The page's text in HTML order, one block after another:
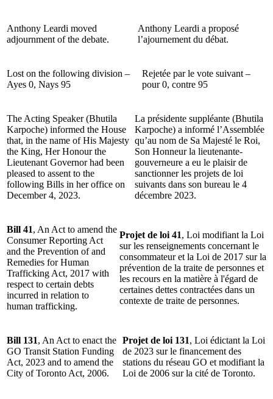
Anthony Leardi moved
adjournment of the debate.
Anthony Leardi a proposé
l’ajournement du débat.
Lost on the following division –
Ayes 0, Nays 95
Rejetée par le vote suivant –
pour0, contre 95
The Acting Speaker (Bhutila
Karpoche) informed the House
that, in the name of His Majesty
the King, Her Honour the
Lieutenant Governor had been
pleased to assent to the
following Bills in her office on
December 4, 2023.
La présidente suppléante (Bhutila
Karpoche) a informé l’Assemblée
qu’au nom de Sa Majesté le Roi,
Son Honneur la lieutenante-
gouverneure a eu le plaisir de
sanctionner les projets de loi
suivants dans son bureau le 4
décembre 2023.
Bill 41, An Act to amend the
Consumer Reporting Act
and the Prevention of and
Remedies for Human
Trafficking Act, 2017 with
respect to certain debts
incurred in relation to
human trafficking.
Projet de loi 41, Loi modifiant la Loi
sur les renseignements concernant le
consommateur et la Loi de 2017 sur la
prévention de la traite de personnes et
les recours en la matière à l'égard de
certaines dettes contractées dans un
contexte de traite de personnes.
Bill 131, An Act to enact the
GO Transit Station Funding
Act, 2023 and to amend the
City of Toronto Act, 2006.
Projet de loi 131, Loi édictant la Loi
de 2023 sur le financement des
stations du réseau GO et modifiant la
Loi de 2006 sur la cité de Toronto.